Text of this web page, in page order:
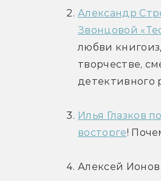
Александр
Звонцовой
любви
творчестве,
детективного
Илья Глазков
восторге!
Алексей